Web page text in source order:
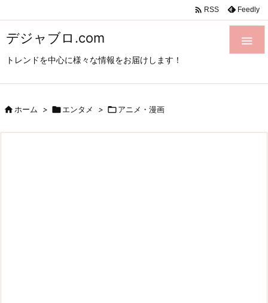
デジャブロ.com
トレンドを中心に様々な情報をお届けします！

 RSS Feedly
ホーム > エンタメ > アニメ・漫画